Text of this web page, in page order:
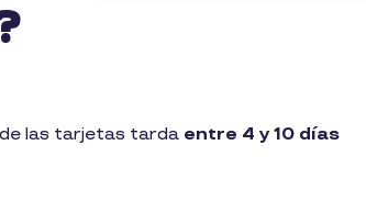
las tarjetas tarda entre 4 y 10 días